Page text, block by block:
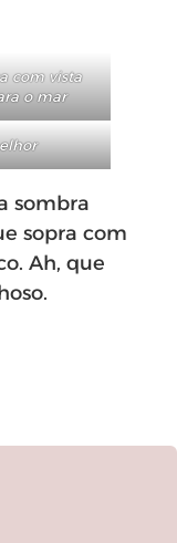
com vista
o mar
sombra
sopra com
Ah, que